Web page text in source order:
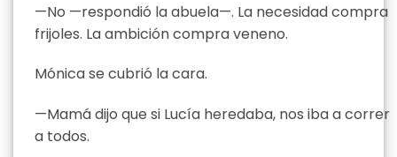
—No —respondió la abuela—. La necesidad compra
frijoles. La ambición compra veneno.
Mónica se cubrió la cara.
—Mamá dijo que si Lucía heredaba, nos iba a correr
a todos.